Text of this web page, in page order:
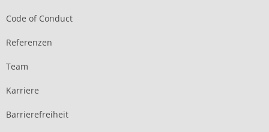
Code of Conduct
Referenzen
Team
Karriere
Barrierefreiheit